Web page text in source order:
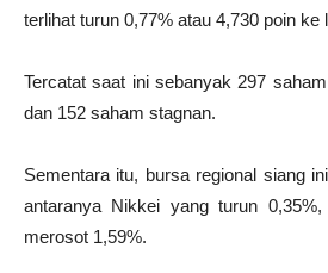
terlihat turun 0,77% atau 4,730 poin ke
Tercatat saat ini sebanyak 297
dan 152 saham stagnan.
Sementara itu, bursa regional siang
antaranya Nikkei yang turun
merosot 1,59%.